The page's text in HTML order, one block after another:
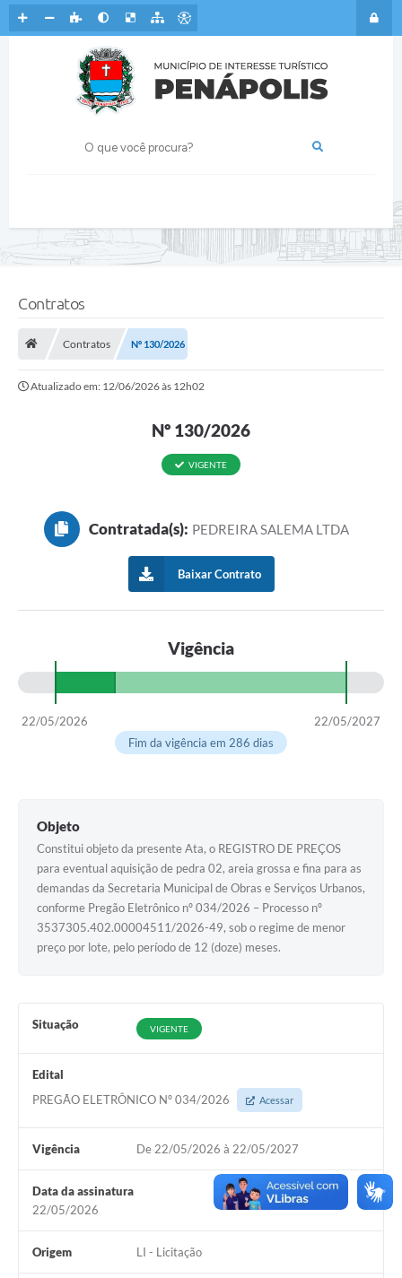
Contratos
Contratos Nº 130/2026
Atualizado em: 12/06/2026 às 12h02
Nº 130/2026
VIGENTE
Contratada(s): PEDREIRA SALEMA LTDA
Baixar Contrato
Vigência
22/05/2026
22/05/2027
Fim da vigência em 286 dias
Objeto
Constitui objeto da presente Ata, o REGISTRO DE PREÇOS
para eventual aquisição de pedra 02, areia grossa e fina para as
demandas da Secretaria Municipal de Obras e Serviços Urbanos,
conforme Pregão Eletrônico nº 034/2026 – Processo nº
3537305.402.00004511/2026-49, sob o regime de menor
preço por lote, pelo período de 12 (doze) meses.
Situação VIGENTE
Edital
PREGÃO ELETRÔNICO Nº 034/2026
Acessar
Vigência De 22/05/2026 à 22/05/2027
Data da assinatura
22/05/2026
Origem LI - Licitação